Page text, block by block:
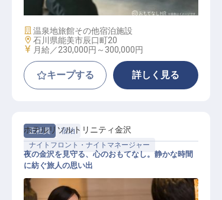
施設業態
温泉地旅館その他宿泊施設
勤務地
石川県能美市辰口町20
給与
月給／230,000円～ 300,000円
キープする 詳しく見る
正社員
宿泊
ナイトフロント・ナイトマネージャー
ホテルリソルトリニティ金沢
夜の金沢を見守る、心のおもてなし。静かな時間
に紡ぐ旅人の思い出